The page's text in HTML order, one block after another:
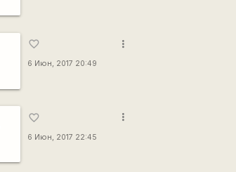
favorite_border
6 Июн, 2017 20:49
more_vert
favorite_border
6 Июн, 2017 22:45
more_vert